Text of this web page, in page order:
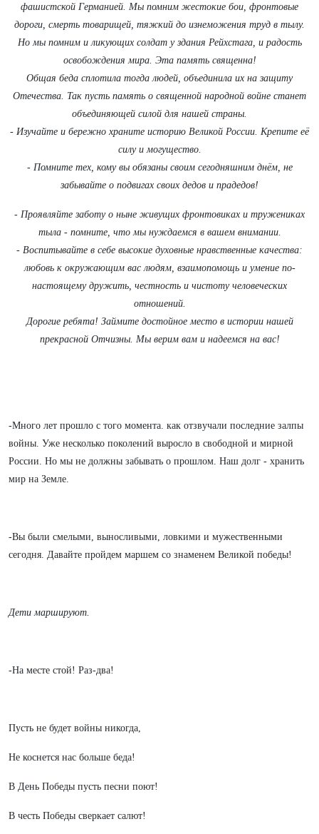
фашистской Германией. Мы помним жестокие бои, фронтовые
дороги, смерть товарищей, тяжкий до изнеможения труд в тылу.
Но мы помним и ликующих солдат у здания Рейхстага, и радость
освобождения мира. Эта память священна!
Общая беда сплотила тогда людей, объединила их на защиту
Отечества. Так пусть память о священной народной войне станет
объединяющей силой для нашей страны.
- Изучайте и бережно храните историю Великой России. Крепите её
силу и могущество.
- Помните тех, кому вы обязаны своим сегодняшним днём, не
забывайте о подвигах своих дедов и прадедов!
- Проявляйте заботу о ныне живущих фронтовиках и тружениках
тыла - помните, что мы нуждаемся в вашем внимании.
- Воспитывайте в себе высокие духовные нравственные качества:
любовь к окружающим вас людям, взаимопомощь и умение по-
настоящему дружить, честность и чистоту человеческих
отношений.
Дорогие ребята! Займите достойное место в истории нашей
прекрасной Отчизны. Мы верим вам и надеемся на вас!
-Много лет прошло с того момента. как отзвучали последние залпы
войны. Уже несколько поколений выросло в свободной и мирной
России. Но мы не должны забывать о прошлом. Наш долг - хранить
мир на Земле.
-Вы были смелыми, выносливыми, ловкими и мужественными
сегодня. Давайте пройдем маршем со знаменем Великой победы!
Дети маршируют.
-На месте стой! Раз-два!
Пусть не будет войны никогда,
Не коснется нас больше беда!
В День Победы пусть песни поют!
В честь Победы сверкает салют!